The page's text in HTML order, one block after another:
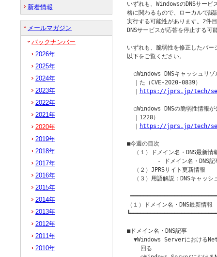
いずれも、WindowsのDNSサー
格に関わるもので、ローカルで
実行する可能性があります。2件
DNSサービスが応答を停止する
いずれも、脆弱性を修正したバ
以下をご覧ください。
○Windows DNSキャッシュリゾ
  ｜た（CVE-2020-0839）
https://jprs.jp/tech/
○Windows DNSの脆弱性情報
  ｜1228）
https://jprs.jp/tech/
■今週の目次
（１）ドメイン名・DNS最新情
- ドメイン名・DNS記
  （２）JPRSサイト更新情報
（３）用語解説：DNSキャッシ
（１）ドメイン名・DNS最新情報
■ドメイン名・DNS記事
▼Windows Serverにおける
    回る
新着情報
メールマガジン
バックナンバー
2026年
2025年
2024年
2023年
2022年
2021年
2020年
2019年
2018年
2017年
2016年
2015年
2014年
2013年
2012年
2011年
2010年